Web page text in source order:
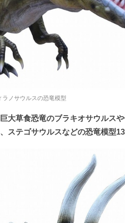
ラノサウルスの恐竜模型
大草食恐竜のブラキオサウルス
ステゴサウルスなどの恐竜模型13